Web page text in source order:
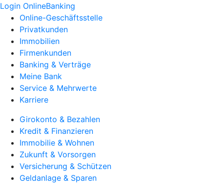
Login OnlineBanking
Online-Geschäftsstelle
Privatkunden
Immobilien
Firmenkunden
Banking & Verträge
Meine Bank
Service & Mehrwerte
Karriere
Girokonto & Bezahlen
Kredit & Finanzieren
Immobilie & Wohnen
Zukunft & Vorsorgen
Versicherung & Schützen
Geldanlage & Sparen